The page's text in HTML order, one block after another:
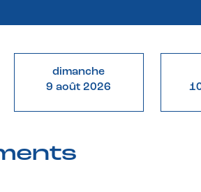
dimanche
9 août 2026